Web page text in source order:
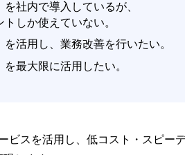
を社内で導入しているが、
しか使えていない。
を活用し、業務改善を行いたい。
を最大限に活用したい。
ビスを活用し、低コスト・スピー